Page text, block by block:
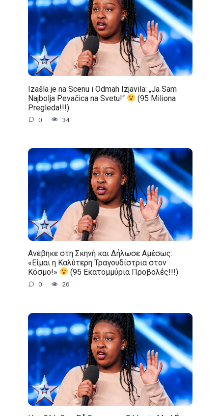
Izašla je na Scenu i Odmah Izjavila: „Ja Sam
Najbolja Pevačica na Svetu!“
(95 Miliona
Pregleda!!!)
0 34
Ανέβηκε στη Σκηνή και Δήλωσε Αμέσως:
«Είμαι η Καλύτερη Τραγουδίστρια στον
Κόσμο!»
(95 Εκατομμύρια Προβολές!!!)
0 26